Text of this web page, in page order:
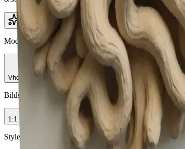
Enhance
Modell auswählen
Vheer Quality
Bildseitenverhältnis
1:1
Styles